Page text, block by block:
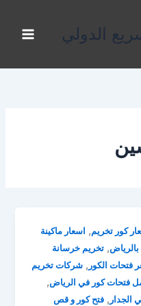
الدولي
كور تخريم, اسعار ماكينة
,تخريم خرسانة
فتحات الكور ,شركات تخريم
فتحات كور في الرياض,
الجدار ,فتح كور و قص